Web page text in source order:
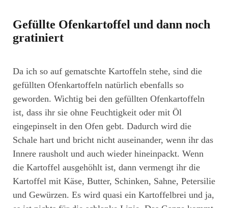
Gefüllte Ofenkartoffel und dann noch
gratiniert
Da ich so auf gematschte Kartoffeln stehe, sind die
gefüllten Ofenkartoffeln natürlich ebenfalls so
geworden. Wichtig bei den gefüllten Ofenkartoffeln
ist, dass ihr sie ohne Feuchtigkeit oder mit Öl
eingepinselt in den Ofen gebt. Dadurch wird die
Schale hart und bricht nicht auseinander, wenn ihr das
Innere rausholt und auch wieder hineinpackt. Wenn
die Kartoffel ausgehöhlt ist, dann vermengt ihr die
Kartoffel mit Käse, Butter, Schinken, Sahne, Petersilie
und Gewürzen. Es wird quasi ein Kartoffelbrei und ja,